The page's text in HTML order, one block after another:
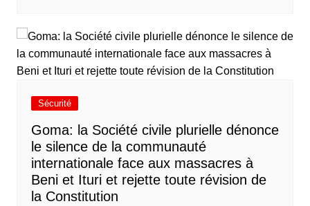
Sécurité
Goma: la Société civile plurielle dénonce
le silence de la communauté
internationale face aux massacres à
Beni et Ituri et rejette toute révision de
la Constitution